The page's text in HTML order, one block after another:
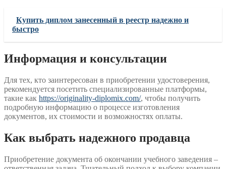
Купить диплом занесенный в реестр надежно и
быстро
Информация и консультации
Для тех, кто заинтересован в приобретении удостоверения,
рекомендуется посетить специализированные платформы,
такие как https://originality-diplomix.com/, чтобы получить
подробную информацию о процессе изготовления
документов, их стоимости и возможностях оплаты.
Как выбрать надежного продавца
Приобретение документа об окончании учебного заведения –